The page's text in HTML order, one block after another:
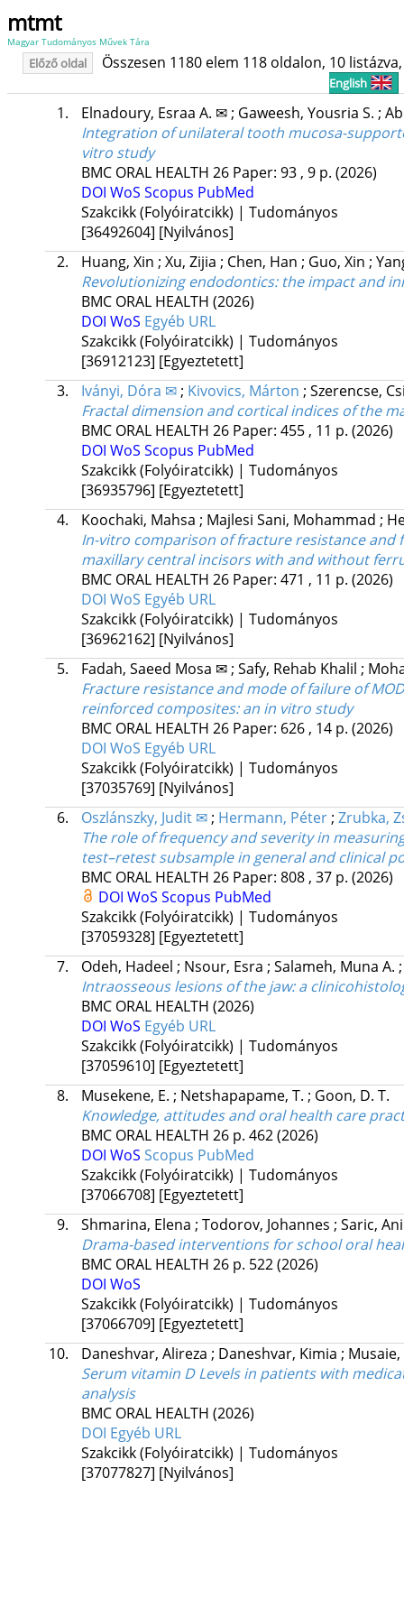
mtmt
Magyar Tudományos Művek Tára
Előző oldal Összesen 1180 elem 118 oldalon, 10
English
1. Elnadoury, Esraa A. ✉; Gaweesh, Yousria S. ;
Integration of unilateral tooth mucosa-
vitro study
BMC ORAL HEALTH 26 Paper: 93 , 9 p. (2026)
DOI WoS Scopus PubMed
Szakcikk (Folyóiratcikk) | Tudományos
[36492604] [Nyilvános]
2.
Huang, Xin ; Xu, Zijia ; Chen, Han ; Guo, Xin ;
Revolutionizing endodontics: the impact and
BMC ORAL HEALTH (2026)
DOI WoS Egyéb URL
Szakcikk (Folyóiratcikk) | Tudományos
[36912123] [Egyeztetett]
3.
Iványi, Dóra ✉; Kivovics, Márton ; Szerencse,
Fractal dimension and cortical indices of the
BMC ORAL HEALTH 26 Paper: 455 , 11 p. (2026)
DOI WoS Scopus PubMed
Szakcikk (Folyóiratcikk) | Tudományos
[36935796] [Egyeztetett]
4.
Koochaki, Mahsa ; Majlesi Sani, Mohammad ;
In-vitro comparison of fracture resistance
maxillary central incisors with and without
BMC ORAL HEALTH 26 Paper: 471 , 11 p. (2026)
DOI WoS Egyéb URL
Szakcikk (Folyóiratcikk) | Tudományos
[36962162] [Nyilvános]
5.
Fadah, Saeed Mosa ✉; Safy, Rehab Khalil ;
Fracture resistance and mode of failure of
reinforced composites: an in vitro study
BMC ORAL HEALTH 26 Paper: 626 , 14 p. (2026)
DOI WoS Egyéb URL
Szakcikk (Folyóiratcikk) | Tudományos
[37035769] [Nyilvános]
6.
Oszlánszky, Judit ✉; Hermann, Péter; Zrubka,
The role of frequency and severity in
test–retest subsample in general and clinical
BMC ORAL HEALTH 26 Paper: 808 , 37 p. (2026)
DOI WoS Scopus PubMed
Szakcikk (Folyóiratcikk) | Tudományos
[37059328] [Egyeztetett]
7.
Odeh, Hadeel ; Nsour, Esra ; Salameh, Muna A.
Intraosseous lesions of the jaw: a
BMC ORAL HEALTH (2026)
DOI WoS Egyéb URL
Szakcikk (Folyóiratcikk) | Tudományos
[37059610] [Egyeztetett]
8.
Musekene, E. ; Netshapapame, T. ; Goon, D. T.
Knowledge, attitudes and oral health care
BMC ORAL HEALTH 26 p. 462(2026)
DOI WoS Scopus PubMed
Szakcikk (Folyóiratcikk) | Tudományos
[37066708] [Egyeztetett]
9.
Shmarina, Elena ; Todorov, Johannes ; Saric,
Drama-based interventions for school oral
BMC ORAL HEALTH 26 p. 522(2026)
DOI WoS
Szakcikk (Folyóiratcikk) | Tudományos
[37066709] [Egyeztetett]
10.
Daneshvar, Alireza ; Daneshvar, Kimia ;
Serum vitamin D Levels in patients with
analysis
BMC ORAL HEALTH (2026)
DOI Egyéb URL
Szakcikk (Folyóiratcikk) | Tudományos
[37077827] [Nyilvános]